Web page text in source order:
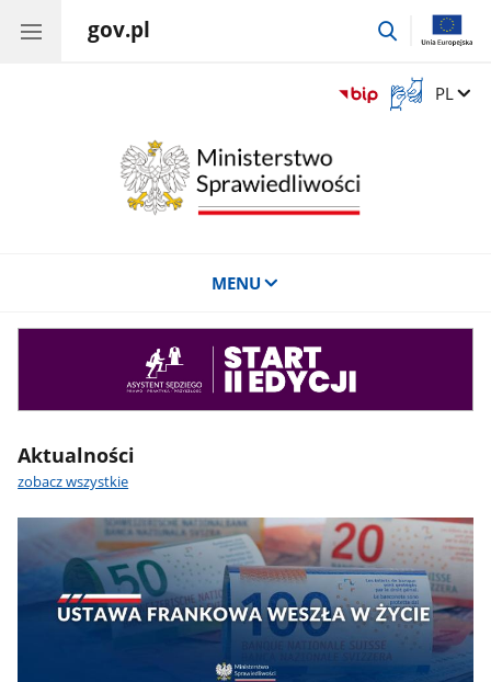
gov.pl
przejdź
Otwórz
okno
Zmień
PL
MENU
Aktualności
zobacz wszystkie